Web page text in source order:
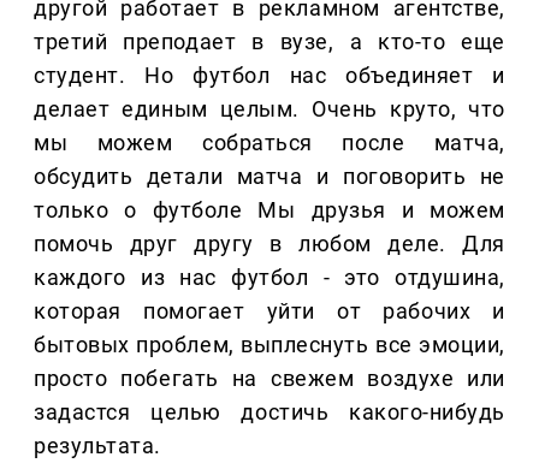
другой работает в рекламном агентстве,
третий преподает в вузе, а кто-то еще
студент. Но футбол нас объединяет и
делает единым целым. Очень круто, что
мы можем собраться после матча,
обсудить детали матча и поговорить не
только о футболе Мы друзья и можем
помочь друг другу в любом деле. Для
каждого из нас футбол - это отдушина,
которая помогает уйти от рабочих и
бытовых проблем, выплеснуть все эмоции,
просто побегать на свежем воздухе или
задастся целью достичь какого-нибудь
результата.